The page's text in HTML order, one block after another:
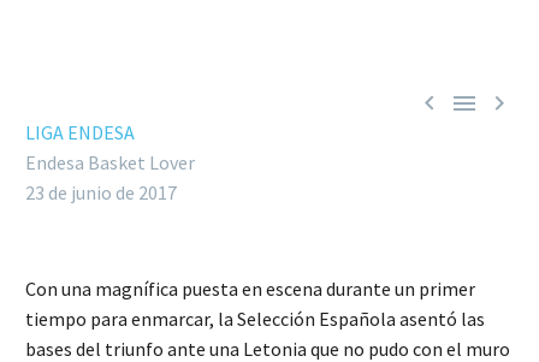
  
LIGA ENDESA
Endesa Basket Lover
23 de junio de 2017
Con una magnífica puesta en escena durante un primer
tiempo para enmarcar, la Selección Española asentó las
bases del triunfo ante una Letonia que no pudo con el muro